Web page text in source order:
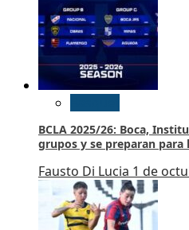
BCLA 2025/26: Boca,
grupos y se preparan
Fausto Di Lucia 1 de